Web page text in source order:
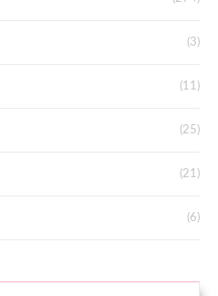
(3)
(11)
(25)
(21)
(6)